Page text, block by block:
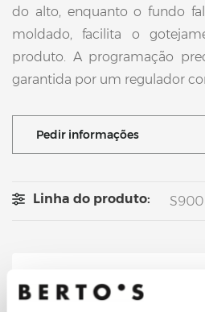
do alto, enquanto o fundo
moldado, facilita o
produto. A programação
garantida por um regulador
Pedir informações
Linha do produto: S900